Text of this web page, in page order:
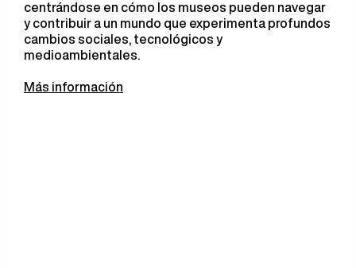
centrándose en cómo los museos pueden navegar
y contribuir a un mundo que experimenta profundos
cambios sociales, tecnológicos y
medioambientales.
Más información